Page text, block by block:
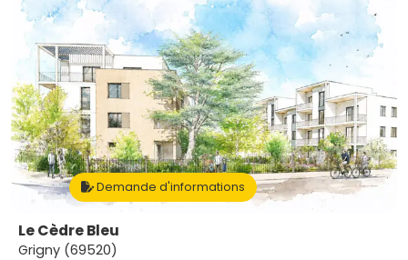
Demande d'informations
Le Cèdre Bleu
Grigny (69520)